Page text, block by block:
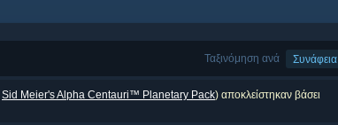
Ταξινόμηση ανά Συνάφεια
Sid Meier's Alpha Centauri™ Planetary Pack) αποκλείστηκαν βάσει